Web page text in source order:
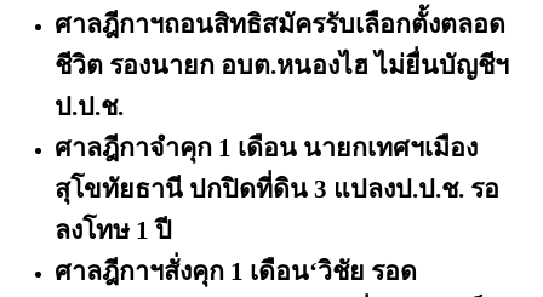
ศาลฎีกาฯถอนสิทธิสมัครรับเลือกตั้งตลอด
ชีวิต รองนายก อบต.หนองไฮ ไม่ยื่นบัญชีฯ
ป.ป.ช.
ศาลฎีกาจำคุก 1 เดือน นายกเทศฯเมือง
สุโขทัยธานี ปกปิดที่ดิน 3 แปลงป.ป.ช. รอ
ลงโทษ 1 ปี
ศาลฎีกาฯสั่งคุก 1 เดือน‘วิชัย รอด